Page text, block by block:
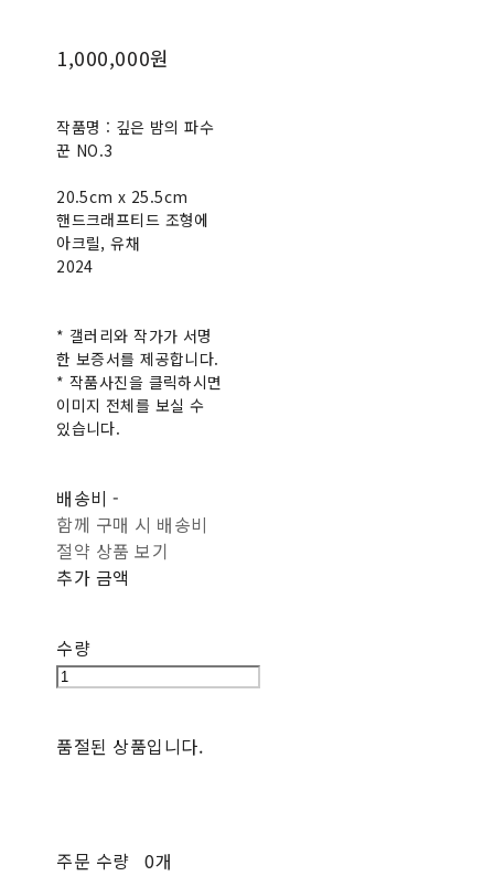
1,000,000원
작품명 : 깊은 밤의 파수
꾼 NO.3
20.5cm x 25.5cm
핸드크래프티드 조형에
아크릴, 유채
2024
* 갤러리와 작가가 서명
한 보증서를 제공합니다.
* 작품사진을 클릭하시면
이미지 전체를 보실 수
있습니다.
배송비-
함께 구매 시 배송비
절약 상품 보기
추가 금액
수량
품절된 상품입니다.
주문 수량 0개